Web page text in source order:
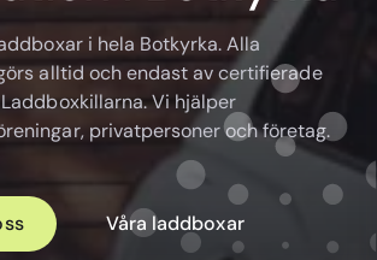
i hela Botkyrka. Alla
alltid och endast av certifierade
Vi hjälper
privatpersoner och företag.
Våra laddboxar